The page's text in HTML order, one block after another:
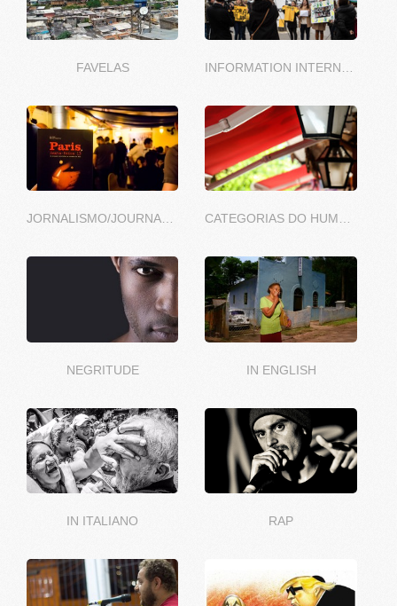
FAVELAS
JORNALISMO/JOURNALISME CATEGORIAS DO HUMOR
NEGRITUDE IN ENGLISH
IN ITALIANO RAP